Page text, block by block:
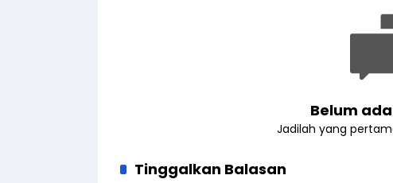
Belum
Jadilah yang
Tinggalkan Balasan